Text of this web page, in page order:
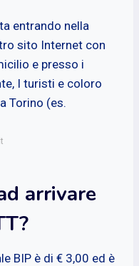
entrando nella
sito Internet con
e presso i
I turisti e coloro
Torino (es.
arrivare
BIP è di € 3,00 ed è